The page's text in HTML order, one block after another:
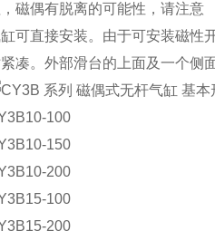
磁偶有脱离的可能性，请注意
可直接安装。由于可安装磁性
凑。外部滑台的上面及一个侧
100
150
200
100
200